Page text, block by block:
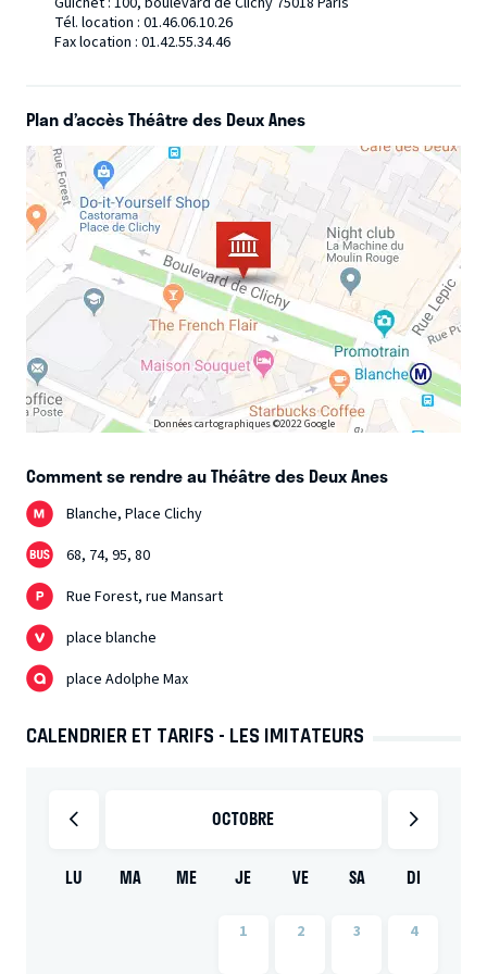
Un spectacle redoutablement drôle, percutant et libéré
époque.
De
Léa Salamé & Jean-Michel Aphatie à Pascal Praud et
Christine Kelly, du couple Macronà
Jean-Luc Mélenchon,
Marine Le Pen, Sandrine Rousseau... Mais aussi
Charles
Aznavour, Serge Gainsbourg etJane Birkin, Juliette Armanet,
Jean Dujardin, Blanche Gardin, Bernard Lavilliers et
Catherine Ringer, Slimane & Vita,… et beaucoup d’autres.
Tél. location : 01.46.06.10.26
Fax location : 01.42.55.34.46
Plan d’accès Théâtre des Deux Anes
Données cartographiques ©2022 Google
Comment se rendre au Théâtre des Deux Anes
Blanche, Place Clichy
68, 74, 95, 80
Rue Forest, rue Mansart
place blanche
place Adolphe Max
CALENDRIER ET TARIFS - LES IMITATEURS
OCTOBRE
LU MA ME JE VE SA DI
1 2 3 4